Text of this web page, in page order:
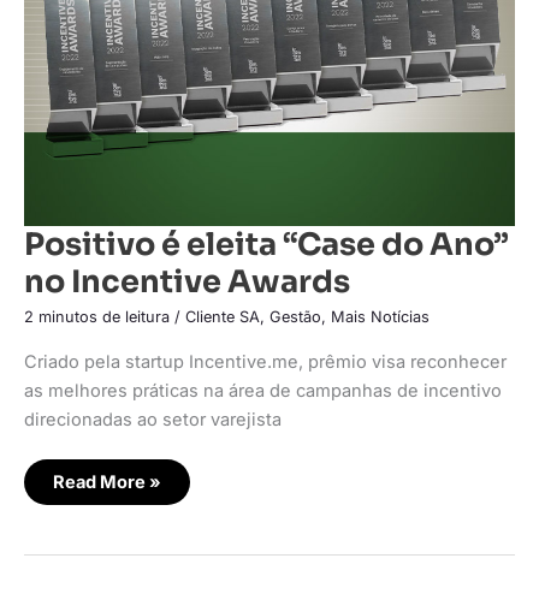
Positivo é eleita “Case do Ano”
no Incentive Awards
2 minutos de leitura / Cliente SA, Gestão, Mais Notícias
Criado pela startup Incentive.me, prêmio visa reconhecer
as melhores práticas na área de campanhas de incentivo
direcionadas ao setor varejista
no
Incentive
Awards
Read More »